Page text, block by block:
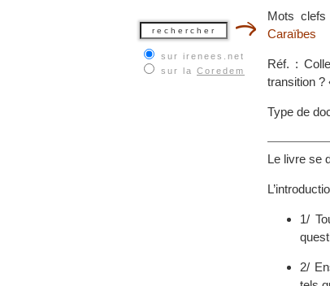
sur irenees.net
sur la Coredem
Mots
Caraïbes
Réf. :
transition ?
Type de
Le livre se
1/
2/